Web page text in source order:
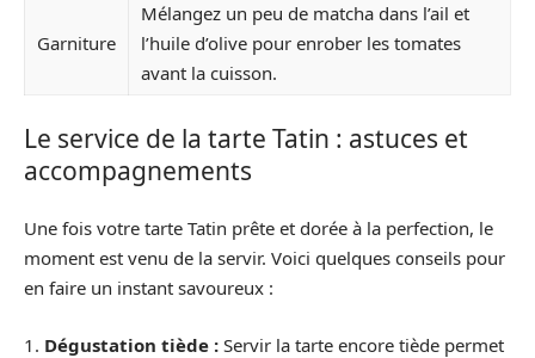
Garniture
Mélangez un peu de matcha dans l’ail et
l’huile d’olive pour enrober les tomates
avant la cuisson.
Le service de la tarte Tatin : astuces et
accompagnements
Une fois votre tarte Tatin prête et dorée à la perfection, le
moment est venu de la servir. Voici quelques conseils pour
en faire un instant savoureux :
1. Dégustation tiède : Servir la tarte encore tiède permet